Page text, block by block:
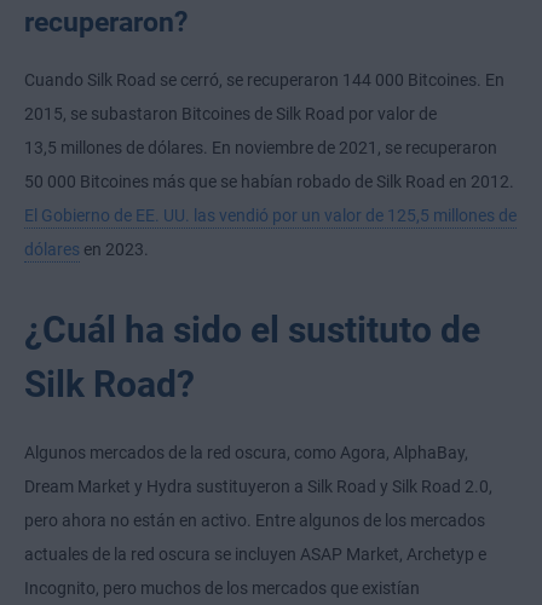
recuperaron?
Cuando Silk Road se cerró, se recuperaron 144 000 Bitcoines. En
2015, se subastaron Bitcoines de Silk Road por valor de
13,5 millones de dólares. En noviembre de 2021, se recuperaron
50 000 Bitcoines más que se habían robado de Silk Road en 2012.
El Gobierno de EE. UU. las vendió por un valor de 125,5 millones de
dólares en 2023.
¿Cuál ha sido el sustituto de
Silk Road?
Algunos mercados de la red oscura, como Agora, AlphaBay,
Dream Market y Hydra sustituyeron a Silk Road y Silk Road 2.0,
pero ahora no están en activo. Entre algunos de los mercados
actuales de la red oscura se incluyen ASAP Market, Archetyp e
Incognito, pero muchos de los mercados que existían